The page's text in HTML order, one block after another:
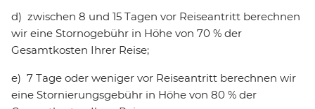
d) zwischen 8 und 15 Tagen vor Reiseantritt berechnen
wir eine Stornogebühr in Höhe von 70 % der
Gesamtkosten Ihrer Reise;
e) 7 Tage oder weniger vor Reiseantritt berechnen wir
eine Stornierungsgebühr in Höhe von 80 % der